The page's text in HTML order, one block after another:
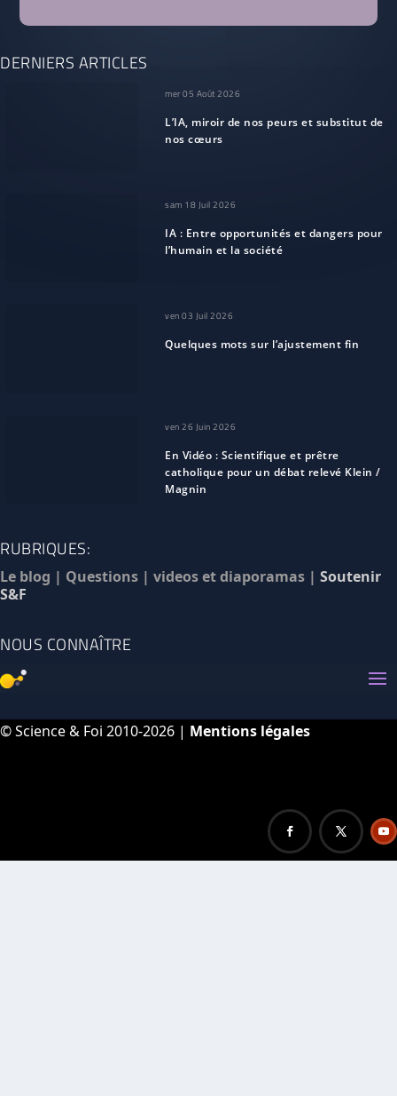
DERNIERS ARTICLES
mer 05 Août 2026
L’IA, miroir de nos peurs et substitut de
nos cœurs
sam 18 Juil 2026
IA : Entre opportunités et dangers pour
l’humain et la société
ven 03 Juil 2026
Quelques mots sur l’ajustement fin
ven 26 Juin 2026
En Vidéo : Scientifique et prêtre
catholique pour un débat relevé Klein /
Magnin
RUBRIQUES:
Le blog | Questions | videos et diaporamas | Soutenir
S&F
NOUS CONNAÎTRE
© Science & Foi 2010-2026 | Mentions légales